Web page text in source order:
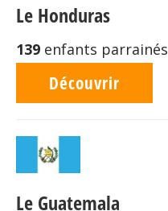
Le Honduras
139 enfants parrainés
Découvrir
Le Guatemala